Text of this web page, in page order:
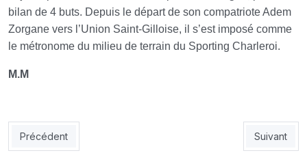
bilan de 4 buts. Depuis le départ de son compatriote Adem
Zorgane vers l’Union Saint-Gilloise, il s’est imposé comme
le métronome du milieu de terrain du Sporting Charleroi.
M.M
Article précédent : Ligue 1 (21e journée) : la JSS bat Ben
Précédent Article
Suivant